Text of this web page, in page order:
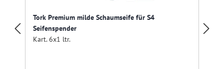
Tork Premium milde Schaumseife für S4
Seifenspender
Kart. 6x1 ltr.